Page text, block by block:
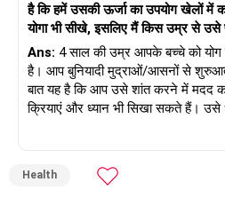
नियमित अभ्यास से, आप उसके ध्यान और
सकारात्मक बदलाव देखेंगे।
अगर आपको उसके लिए अधिक जानकारी या
बेझिझक संपर्क करें!
है कि हमें उसकी ऊर्जा का उपयोग खेलों में
योगा भी सीखे, इसलिए मैं किस उम्र से
Ans: 4 साल की उम्र आपके बच्चे को
है। आप बुनियादी मुद्राओं/आसनों से
बात यह है कि आप उसे शांत करने में मदद
क्रियाएं और ध्यान भी सिखा सकते हैं।
वाले कुछ आसन हैं वृषासन (वृक्ष मुद्रा),
केंद्रित करने और शांत करने में मदद करने
है।
Health